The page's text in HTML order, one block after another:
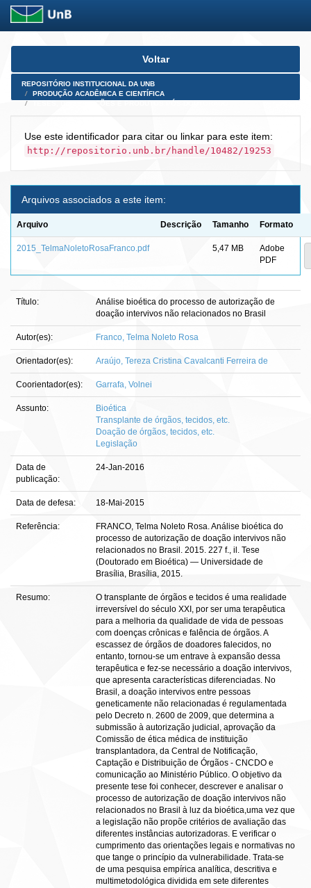
Skip
Voltar
REPOSITÓRIO INSTITUCIONAL DA UNB
PRODUÇÃO ACADÊMICA E CIENTÍFICA
Use este identificador para citar ou linkar para este item:
http://repositorio.unb.br/handle/10482/19253
Arquivos associados a este item:
Arquivo Descrição Tamanho Formato
2015_TelmaNoletoRosaFranco.pdf 5,47 MB
Adobe
PDF
Título:
Análise bioética do processo de autorização de
doação intervivos não relacionados no Brasil
Autor(es): Franco, Telma Noleto Rosa
Orientador(es): Araújo, Tereza Cristina Cavalcanti Ferreira de
Coorientador(es): Garrafa, Volnei
Assunto:
Bioética
Transplante de órgãos, tecidos, etc.
Doação de órgãos, tecidos, etc.
Legislação
Data de
publicação:
24-Jan-2016
Data de defesa: 18-Mai-2015
Referência:
FRANCO, Telma Noleto Rosa. Análise bioética do
processo de autorização de doação intervivos não
relacionados no Brasil. 2015. 227 f., il. Tese
(Doutorado em Bioética) — Universidade de
Brasília, Brasília, 2015.
Resumo:
O transplante de órgãos e tecidos é uma realidade
irreversível do século XXI, por ser uma terapêutica
para a melhoria da qualidade de vida de pessoas
com doenças crônicas e falência de órgãos. A
escassez de órgãos de doadores falecidos, no
entanto, tornou-se um entrave à expansão dessa
terapêutica e fez-se necessário a doação intervivos,
que apresenta características diferenciadas. No
Brasil, a doação intervivos entre pessoas
geneticamente não relacionadas é regulamentada
pelo Decreto n. 2600 de 2009, que determina a
submissão à autorização judicial, aprovação da
Comissão de ética médica de instituição
transplantadora, da Central de Notificação,
Captação e Distribuição de Órgãos - CNCDO e
comunicação ao Ministério Público. O objetivo da
presente tese foi conhecer, descrever e analisar o
processo de autorização de doação intervivos não
relacionados no Brasil à luz da bioética,uma vez que
a legislação não propõe critérios de avaliação das
diferentes instâncias autorizadoras. E verificar o
cumprimento das orientações legais e normativas no
que tange o princípio da vulnerabilidade. Trata-se
de uma pesquisa empírica analítica, descritiva e
multimetodológica dividida em sete diferentes